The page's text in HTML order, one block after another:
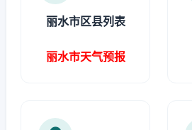
丽水市区县列表
丽水市天气预报